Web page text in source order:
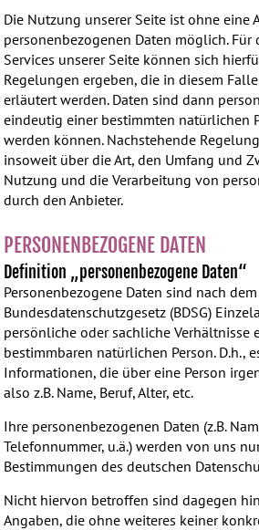
Die Nutzung unserer Seite ist ohne eine
personenbezogenen Daten möglich.
Services unserer Seite können sich
Regelungen ergeben, die in diesem
erläutert werden. Daten sind dann
eindeutig einer bestimmten natürlichen
werden können. Nachstehende
insoweit über die Art, den Umfang und
Nutzung und die Verarbeitung von
durch den Anbieter.
PERSONENBEZOGENE DATEN
Definition „personenbezogene Daten“
Personenbezogene Daten sind nach dem
Bundesdatenschutzgesetz (BDSG)
persönliche oder sachliche Verhältnisse
bestimmbaren natürlichen Person. D.h.,
Informationen, die über eine Person
also z.B. Name, Beruf, Alter, etc.
Ihre personenbezogenen Daten (z.B.
Telefonnummer, u.ä.) werden von uns
Bestimmungen des deutschen
Nicht hiervon betroffen sind dagegen
Angaben, die ohne weiteres keiner